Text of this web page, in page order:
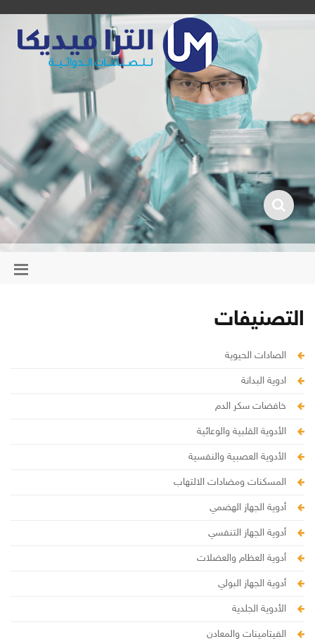
التصنيفات
الصادات الحيوية
ادوية البدانة
خافضات سكر الدم
الأدوية القلبية والوعائية
الأدوية العصبية والنفسية
المسكنات ومضادات الالتهاب
أدوية الجهاز الهضمي
أدوية الجهاز التنفسي
أدوية العظام والعضلات
أدوية الجهاز البولي
الأدوية الجلدية
الفيتامينات والمعادن